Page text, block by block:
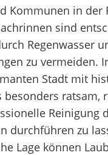
Kommunen in der
sind
Regenwasser
zu vermeiden.
Stadt mit
besonders ratsam,
Reinigung
durchführen zu
Lage können